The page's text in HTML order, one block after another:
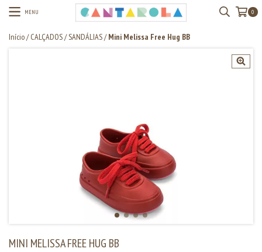
MENU 0
Início/ CALÇADOS/SANDÁLIAS/ Mini Melissa Free Hug BB
MINI MELISSA FREE HUG BB